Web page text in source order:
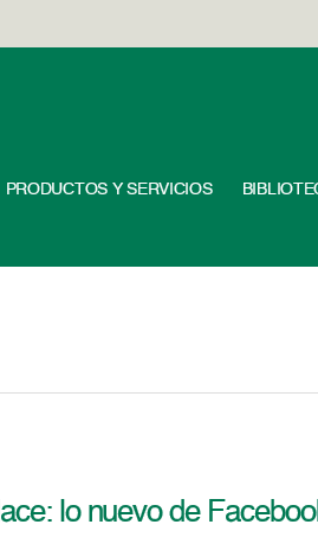
PRODUCTOS Y SERVICIOS
lo nuevo de